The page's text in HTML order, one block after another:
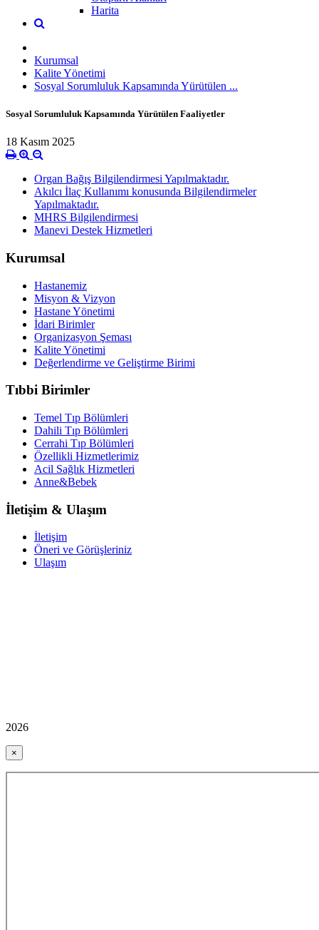
Harita
Kurumsal
Kalite Yönetimi
Sosyal Sorumluluk Kapsamında Yürütülen ...
Sosyal Sorumluluk Kapsamında Yürütülen Faaliyetler
18 Kasım 2025
Organ Bağış Bilgilendirmesi Yapılmaktadır.
Akılcı İlaç Kullanımı konusunda Bilgilendirmeler
Yapılmaktadır.
MHRS Bilgilendirmesi
Manevi Destek Hizmetleri
Kurumsal
Hastanemiz
Misyon & Vizyon
Hastane Yönetimi
İdari Birimler
Organizasyon Şeması
Kalite Yönetimi
Değerlendirme ve Geliştirme Birimi
Tıbbi Birimler
Temel Tıp Bölümleri
Dahili Tıp Bölümleri
Cerrahi Tıp Bölümleri
Özellikli Hizmetlerimiz
Acil Sağlık Hizmetleri
Anne&Bebek
İletişim & Ulaşım
İletişim
Öneri ve Görüşleriniz
Ulaşım
2026
×